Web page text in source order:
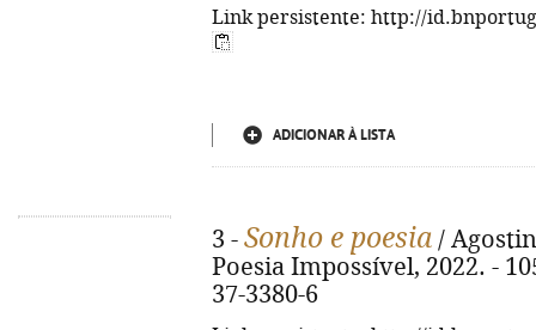
Link persistente: http://
ADICIONAR À LISTA
3 - Sonho e poesia /
Poesia Impossível, 2022. -
37-3380-6